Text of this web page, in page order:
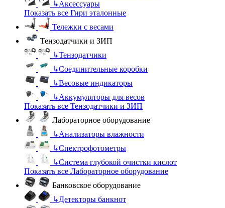
↳Аксессуары
Показать все Гири эталонные
Тележки с весами
Тензодатчики и ЗИП
↳Тензодатчики
↳Соединительные коробки
↳Весовые индикаторы
↳Аккумуляторы для весов
Показать все Тензодатчики и ЗИП
Лабораторное оборудование
↳Анализаторы влажности
↳Спектрофотометры
↳Система глубокой очистки кислот
Показать все Лабораторное оборудование
Банковское оборудование
↳Детекторы банкнот